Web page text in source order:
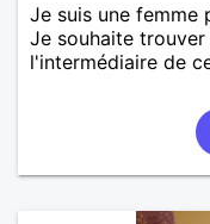
Je suis une femme
Je souhaite
l'intermédiaire de